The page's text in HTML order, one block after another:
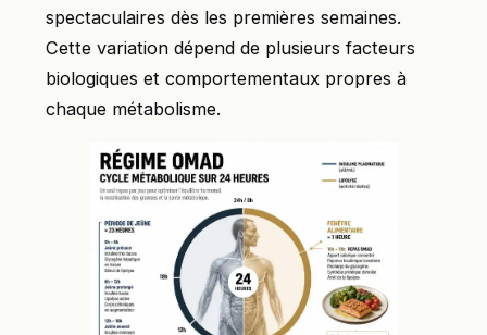
spectaculaires dès les premières semaines.
Cette variation dépend de plusieurs facteurs
biologiques et comportementaux propres à
chaque métabolisme.